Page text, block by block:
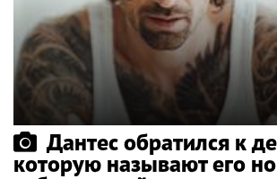
Дантес обратился к
которую называют его